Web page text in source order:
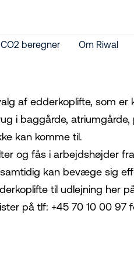
CO2 beregner Om Riwal
af edderkoplifte, som
i baggårde,
kan komme til.
og fås i arbejdshøjder
kan bevæge sig
til udlejning her
på tlf: +45 70 10 00 97